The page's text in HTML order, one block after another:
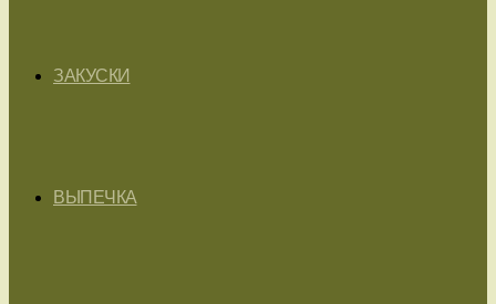
ЗАКУСКИ
ВЫПЕЧКА